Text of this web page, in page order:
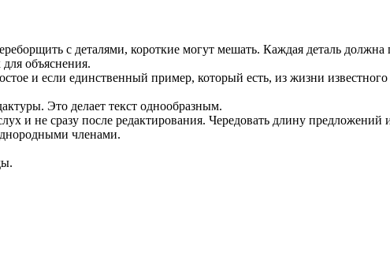
с деталями, короткие могут мешать. Каждая деталь должна
объяснения.
и если единственный пример, который есть, из жизни известного
Это делает текст однообразным.
и не сразу после редактирования. Чередовать длину предложений
членами.